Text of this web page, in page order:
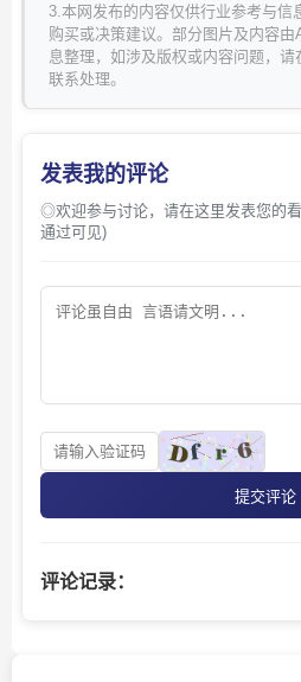
3.本网发布的内容仅供行业参考与信
购买或决策建议。部分图片及内容
息整理，如涉及版权或内容问题，请
联系处理。
发表我的评论
◎欢迎参与讨论，请在这里发表您的
通过可见)
提交评论
评论记录：